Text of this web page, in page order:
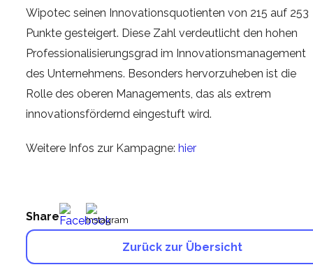
Wipotec seinen Innovationsquotienten von 215 auf 253
Punkte gesteigert. Diese Zahl verdeutlicht den hohen
Professionalisierungsgrad im Innovationsmanagement
des Unternehmens. Besonders hervorzuheben ist die
Rolle des oberen Managements, das als extrem
innovationsfördernd eingestuft wird.
Weitere Infos zur Kampagne: hier
Share
Zurück zur Übersicht